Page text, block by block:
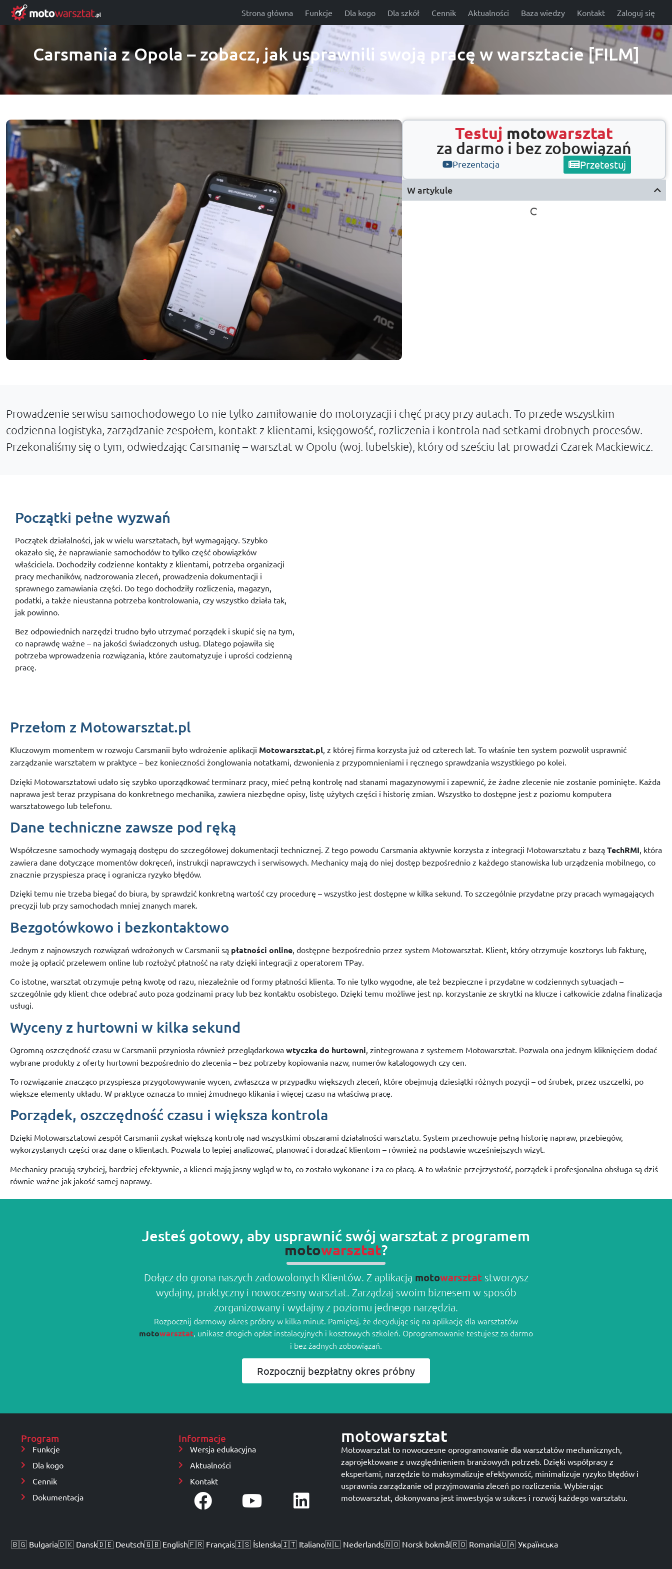
Strona główna Funkcje Dla kogo Dla szkół Cennik Aktualności Baza wiedzy Kontakt Zaloguj się
Carsmania z Opola – zobacz, jak usprawnili swoją pracę w warsztacie [FILM]
15 maja, 2025
Testuj motowarsztat
za darmo i bez zobowiązań
Prezentacja Przetestuj
W artykule
Prowadzenie serwisu samochodowego to nie tylko zamiłowanie do motoryzacji i chęć pracy przy autach. To przede wszystkim
codzienna logistyka, zarządzanie zespołem, kontakt z klientami, księgowość, rozliczenia i kontrola nad setkami drobnych procesów.
Przekonaliśmy się o tym, odwiedzając Carsmanię – warsztat w Opolu (woj. lubelskie), który od sześciu lat prowadzi Czarek Mackiewicz.
Początki pełne wyzwań
Początek działalności, jak w wielu warsztatach, był wymagający. Szybko
okazało się, że naprawianie samochodów to tylko część obowiązków
właściciela. Dochodziły codzienne kontakty z klientami, potrzeba organizacji
pracy mechaników, nadzorowania zleceń, prowadzenia dokumentacji i
sprawnego zamawiania części. Do tego dochodziły rozliczenia, magazyn,
podatki, a także nieustanna potrzeba kontrolowania, czy wszystko działa tak,
jak powinno.
Bez odpowiednich narzędzi trudno było utrzymać porządek i skupić się na tym,
co naprawdę ważne – na jakości świadczonych usług. Dlatego pojawiła się
potrzeba wprowadzenia rozwiązania, które zautomatyzuje i uprości codzienną
pracę.
Przełom z Motowarsztat.pl
Kluczowym momentem w rozwoju Carsmanii było wdrożenie aplikacji Motowarsztat.pl, z której firma korzysta już od czterech lat. To właśnie ten system pozwolił usprawnić
zarządzanie warsztatem w praktyce – bez konieczności żonglowania notatkami, dzwonienia z przypomnieniami i ręcznego sprawdzania wszystkiego po kolei.
Dzięki Motowarsztatowi udało się szybko uporządkować terminarz pracy, mieć pełną kontrolę nad stanami magazynowymi i zapewnić, że żadne zlecenie nie zostanie pominięte. Każda
naprawa jest teraz przypisana do konkretnego mechanika, zawiera niezbędne opisy, listę użytych części i historię zmian. Wszystko to dostępne jest z poziomu komputera
warsztatowego lub telefonu.
Dane techniczne zawsze pod ręką
Współczesne samochody wymagają dostępu do szczegółowej dokumentacji technicznej. Z tego powodu Carsmania aktywnie korzysta z integracji Motowarsztatu z bazą TechRMI która
zawiera dane dotyczące momentów dokręceń, instrukcji naprawczych i serwisowych. Mechanicy mają do niej dostęp bezpośrednio z każdego stanowiska lub urządzenia mobilnego, co
znacznie przyspiesza pracę i ogranicza ryzyko błędów.
Dzięki temu nie trzeba biegać do biura, by sprawdzić konkretną wartość czy procedurę – wszystko jest dostępne w kilka sekund. To szczególnie przydatne przy pracach wymagających
precyzji lub przy samochodach mniej znanych marek.
Bezgotówkowo i bezkontaktowo
Jednym z najnowszych rozwiązań wdrożonych w Carsmanii są płatności online dostępne bezpośrednio przez system Motowarsztat. Klient, który otrzymuje kosztorys lub fakturę,
może ją opłacić przelewem online lub rozłożyć płatność na raty dzięki integracji z operatorem TPay.
Co istotne, warsztat otrzymuje pełną kwotę od razu, niezależnie od formy płatności klienta. To nie tylko wygodne, ale też bezpieczne i przydatne w codziennych sytuacjach –
szczególnie gdy klient chce odebrać auto poza godzinami pracy lub bez kontaktu osobistego. Dzięki temu możliwe jest np. korzystanie ze skrytki na klucze i całkowicie zdalna finalizacja
usługi.
Wyceny z hurtowni w kilka sekund
Ogromną oszczędność czasu w Carsmanii przyniosła również przeglądarkowa wtyczka do hurtowni zintegrowana z systemem Motowarsztat. Pozwala ona jednym kliknięciem dodać
wybrane produkty z oferty hurtowni bezpośrednio do zlecenia – bez potrzeby kopiowania nazw, numerów katalogowych czy cen.
To rozwiązanie znacząco przyspiesza przygotowywanie wycen, zwłaszcza w przypadku większych zleceń, które obejmują dziesiątki różnych pozycji – od śrubek, przez uszczelki, po
większe elementy układu. W praktyce oznacza to mniej żmudnego klikania i więcej czasu na właściwą pracę.
Porządek, oszczędność czasu i większa kontrola
Dzięki Motowarsztatowi zespół Carsmanii zyskał większą kontrolę nad wszystkimi obszarami działalności warsztatu. System przechowuje pełną historię napraw, przebiegów,
wykorzystanych części oraz dane o klientach. Pozwala to lepiej analizować, planować i doradzać klientom – również na podstawie wcześniejszych wizyt.
Mechanicy pracują szybciej, bardziej efektywnie, a klienci mają jasny wgląd w to, co zostało wykonane i za co płacą. A to właśnie przejrzystość, porządek i profesjonalna obsługa są dziś
równie ważne jak jakość samej naprawy.
Jesteś gotowy, aby usprawnić swój warsztat z programem
motowarsztat?
Dołącz do grona naszych zadowolonych Klientów. Z aplikacją motowarsztatstworzysz
wydajny, praktyczny i nowoczesny warsztat. Zarządzaj swoim biznesem w sposób
zorganizowany i wydajny z poziomu jednego narzędzia.
Rozpocznij darmowy okres próbny w kilka minut. Pamiętaj, że decydując się na aplikację dla warsztatów
motowarsztat, unikasz drogich opłat instalacyjnych i kosztowych szkoleń. Oprogramowanie testujesz za darmo
i bez żadnych zobowiązań.
Rozpocznij bezpłatny okres próbny
Program
Funkcje
Dla kogo
Cennik
Dokumentacja
Informacje
Wersja edukacyjna
Aktualności
Kontakt
motowarsztat
Motowarsztat to nowoczesne oprogramowanie dla warsztatów mechanicznych,
zaprojektowane z uwzględnieniem branżowych potrzeb. Dzięki współpracy z
ekspertami, narzędzie to maksymalizuje efektywność, minimalizuje ryzyko błędów i
usprawnia zarządzanie od przyjmowania zleceń po rozliczenia. Wybierając
motowarsztat, dokonywana jest inwestycja w sukces i rozwój każdego warsztatu.
🇧🇬 Bulgaria🇩🇰 Dansk🇩🇪 Deutsch🇬🇧 English🇫🇷 Français🇮🇸 Íslenska🇮🇹 Italiano🇳🇱 Nederlands🇳🇴 Norsk bokmål🇷🇴 Romania🇺🇦 Українська